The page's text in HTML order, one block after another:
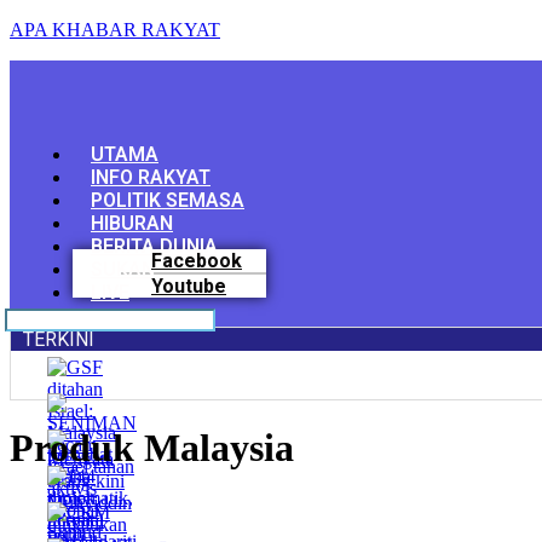
APA KHABAR RAKYAT
Menu
UTAMA
INFO RAKYAT
POLITIK SEMASA
HIBURAN
BERITA DUNIA
SUKAN
LIVE
Facebook
Youtube
TERKINI
Produk Malaysia